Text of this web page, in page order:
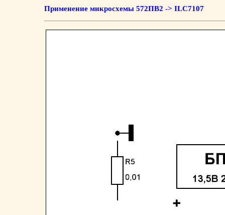
Применение микросхемы 572ПВ2 -> ILC7107